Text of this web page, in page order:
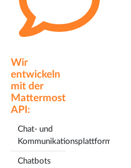
Wir
entwickeln
mit der
Mattermost
API:
Chat- und
Kommunikationsplattformen
Chatbots